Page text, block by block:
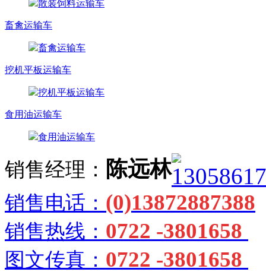
散装饲料运输车
畜禽运输车
畜禽运输车
挖机平板运输车
挖机平板运输车
食用油运输车
食用油运输车
销售经理： 陈远林
销售电话： (0)13872887388
销售热线： 0722 -3801658
图文传真： 0722 -3801658